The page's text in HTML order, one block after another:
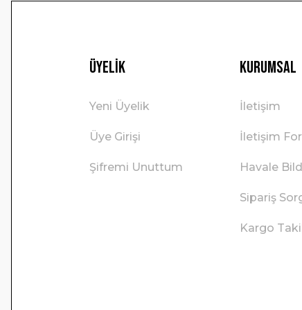
Üyelik
Yeni Üyelik
Üye Girişi
Şifremi Unuttum
Kurumsal
İletişim
İletişim
Havale
Sipariş
Kargo